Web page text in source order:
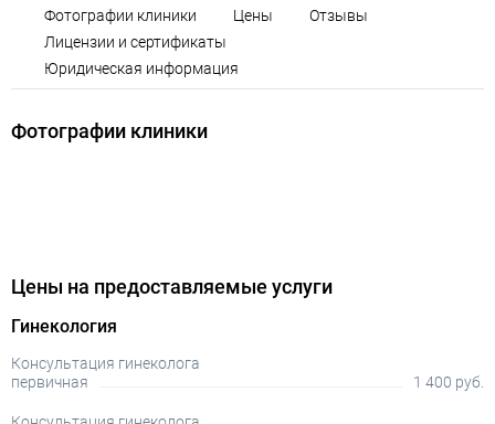
Фотографии клиники Цены
Отзывы
Лицензии и сертификаты
Юридическая информация
Фотографии клиники
Цены на предоставляемые услуги
Гинекология
Консультация гинеколога
первичная
1 400 руб.